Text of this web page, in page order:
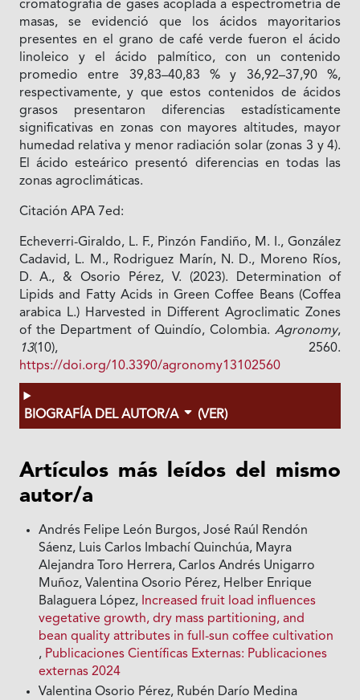
cromatografía de gases acoplada a espectrometría de
masas, se evidenció que los ácidos mayoritarios
presentes en el grano de café verde fueron el ácido
linoleico y el ácido palmítico, con un contenido
promedio entre 39,83–40,83 % y 36,92–37,90 %,
respectivamente, y que estos contenidos de ácidos
grasos presentaron diferencias estadísticamente
significativas en zonas con mayores altitudes, mayor
humedad relativa y menor radiación solar (zonas 3 y 4).
El ácido esteárico presentó diferencias en todas las
zonas agroclimáticas.
Citación APA 7ed:
Echeverri-Giraldo, L. F., Pinzón Fandiño, M. I., González
Cadavid, L. M., Rodriguez Marín, N. D., Moreno Ríos,
D. A., & Osorio Pérez, V. (2023). Determination of
Lipids and Fatty Acids in Green Coffee Beans (Coffea
arabica L.) Harvested in Different Agroclimatic Zones
of the Department of Quindío, Colombia.Agronomy,
13(10), 2560.
https://doi.org/10.3390/agronomy13102560
BIOGRAFÍA DEL AUTOR/A (VER)
Artículos más leídos del mismo
autor/a
Andrés Felipe León Burgos, José Raúl Rendón
Sáenz, Luis Carlos Imbachí Quinchúa, Mayra
Alejandra Toro Herrera, Carlos Andrés Unigarro
Muñoz, Valentina Osorio Pérez, Helber Enrique
Balaguera López, Increased fruit load influences
vegetative growth, dry mass partitioning, and
bean quality attributes in full-sun coffee cultivation
, Publicaciones Científicas Externas: Publicaciones
externas 2024
Valentina Osorio Pérez, Rubén Darío Medina